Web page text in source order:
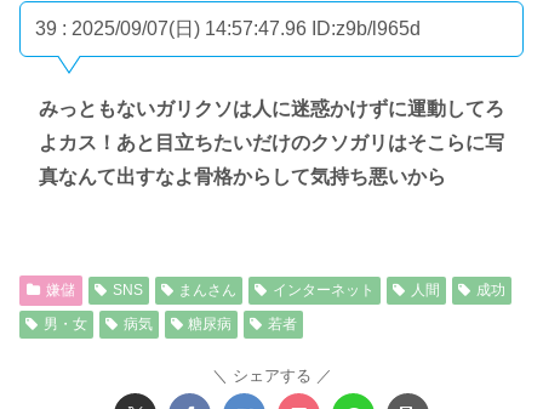
39 : 2025/09/07(日) 14:57:47.96 ID:z9b/l965d
みっともないガリクソは人に迷惑かけずに運動してろ
よカス！あと目立ちたいだけのクソガリはそこらに写
真なんて出すなよ骨格からして気持ち悪いから
嫌儲 SNS まんさん インターネット 人間
成功
男・女
病気 糖尿病 若者
シェアする